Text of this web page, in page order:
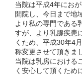
当院は平成4年にお
開院し、今日まで地
より私の専門である
すが、より乳腺疾患
くため、平成30年4
称変更させて頂きま
当院は乳房における
く安心して頂くため